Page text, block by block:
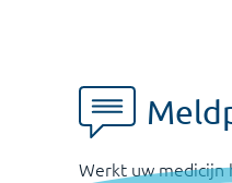
Werkt uw medicijn